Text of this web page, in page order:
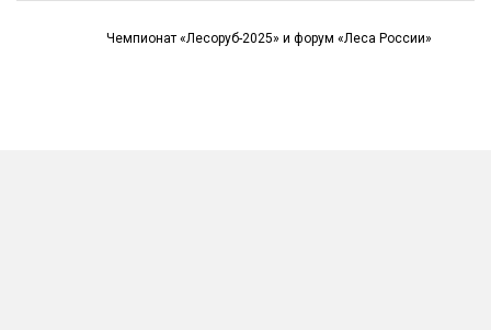
Чемпионат «Лесоруб-2025» и форум «Леса России»